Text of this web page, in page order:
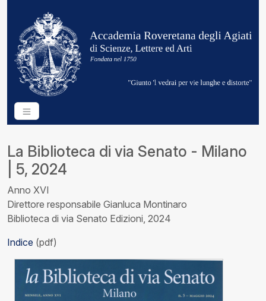
La Biblioteca di via Senato - Milano
| 5, 2024
Anno XVI
Direttore responsabile Gianluca Montinaro
Biblioteca di via Senato Edizioni, 2024
Indice (pdf)